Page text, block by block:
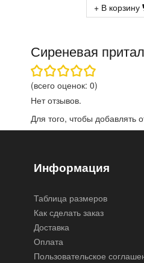
+ В корзину
Сиреневая
(всего оценок: 0)
Нет отзывов.
Для того, чтобы добавлять
Информация
Таблица размеров
Как сделать заказ
Доставка
Оплата
Пользовательское